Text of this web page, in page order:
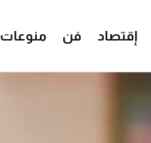
إقتصاد فن منوعات